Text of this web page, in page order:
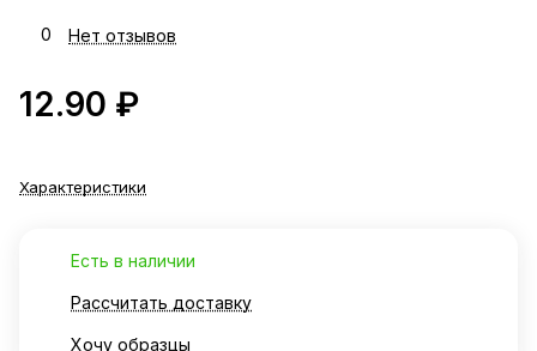
0 Нет отзывов
12.90 ₽
Характеристики
Есть в наличии
Рассчитать доставку
Хочу образцы